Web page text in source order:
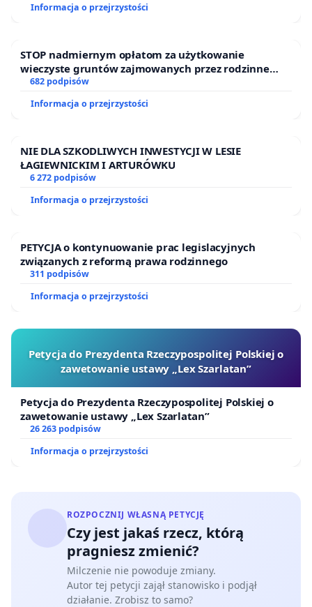
Informacja o przejrzystości
STOP nadmiernym opłatom za użytkowanie
wieczyste gruntów zajmowanych przez rodzinne
ogrody działkowe.
682 podpisów
Informacja o przejrzystości
NIE DLA SZKODLIWYCH INWESTYCJI W LESIE
ŁAGIEWNICKIM I ARTURÓWKU
6 272 podpisów
Informacja o przejrzystości
PETYCJA o kontynuowanie prac legislacyjnych
związanych z reformą prawa rodzinnego
311 podpisów
Informacja o przejrzystości
Petycja do Prezydenta Rzeczypospolitej Polskiej o
zawetowanie ustawy „Lex Szarlatan”
Petycja do Prezydenta Rzeczypospolitej Polskiej o
zawetowanie ustawy „Lex Szarlatan”
26 263 podpisów
Informacja o przejrzystości
ROZPOCZNIJ WŁASNĄ PETYCJĘ
Czy jest jakaś rzecz, którą
pragniesz zmienić?
Milczenie nie powoduje zmiany.
Autor tej petycji zajął stanowisko i podjął
działanie. Zrobisz to samo?